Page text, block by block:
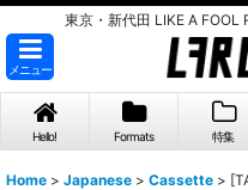
東京・新代田 LIKE A FOOL
メニュー
Hello! Formats 特集
Home > Japanese > Cassette >